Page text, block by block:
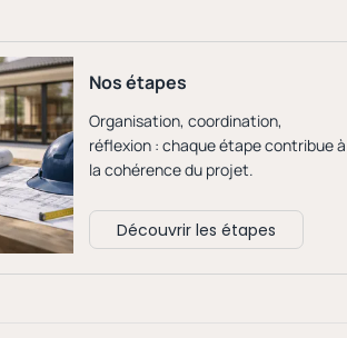
Nos étapes
Organisation, coordination,
réflexion : chaque étape contribue à
la cohérence du projet.
Découvrir les étapes